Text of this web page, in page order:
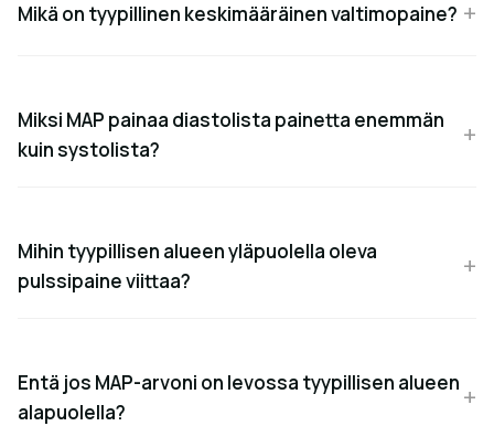
Mikä on tyypillinen keskimääräinen valtimopaine?
Miksi MAP painaa diastolista painetta enemmän
kuin systolista?
Mihin tyypillisen alueen yläpuolella oleva
pulssipaine viittaa?
Entä jos MAP-arvoni on levossa tyypillisen alueen
alapuolella?